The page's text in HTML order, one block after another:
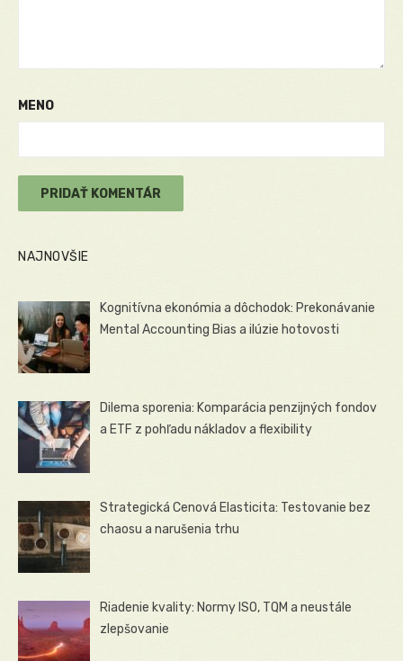
MENO
NAJNOVŠIE
Kognitívna ekonómia a dôchodok: Prekonávanie
Mental Accounting Bias a ilúzie hotovosti
Dilema sporenia: Komparácia penzijných fondov
a ETF z pohľadu nákladov a flexibility
Strategická Cenová Elasticita: Testovanie bez
chaosu a narušenia trhu
Riadenie kvality: Normy ISO, TQM a neustále
zlepšovanie